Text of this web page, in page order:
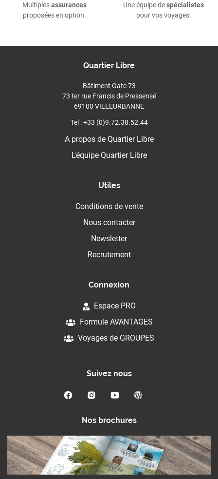
Multiplesassurances
proposées en option.
Une équipe despécialistes
pour vos voyages.
Quartier Libre
Bâtiment Gate 73
73 ter rue Francis de Pressensé
69100 VILLEURBANNE
Tel : +33 (0)9.72.38.52.44
A propos de Quartier Libre
L'équipe Quartier Libre
Utiles
Conditions de vente
Nous contacter
Newsletter
Recrutement
Connexion
Espace PRO
Formule AVANTAGES
Voyages de GROUPES
Suivez nous
Nos brochures